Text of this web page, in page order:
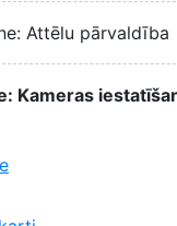
Attēlu pārvaldība
Kameras